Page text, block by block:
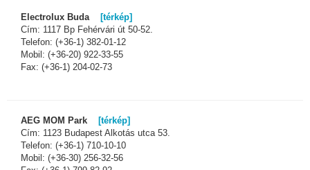
Electrolux Buda [térkép]
Cím: 1117 Bp Fehérvári út 50-52.
Telefon: (+36-1) 382-01-12
Mobil: (+36-20) 922-33-55
Fax: (+36-1) 204-02-73
AEG MOM Park [térkép]
Cím: 1123 Budapest Alkotás utca 53.
Telefon: (+36-1) 710-10-10
Mobil: (+36-30) 256-32-56